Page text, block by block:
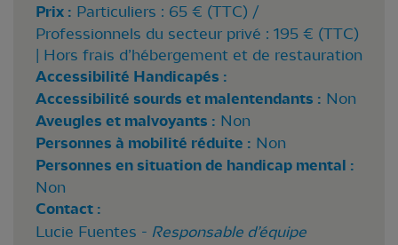
Prix : Particuliers : 65 € (TTC) /
Professionnels du secteur privé : 195 € (TTC)
| Hors frais d’hébergement et de restauration
Accessibilité Handicapés :
Accessibilité sourds et malentendants : Non
Aveugles et malvoyants : Non
Personnes à mobilité réduite : Non
Personnes en situation de handicap mental :
Non
Contact :
Lucie Fuentes - Responsable d’équipe